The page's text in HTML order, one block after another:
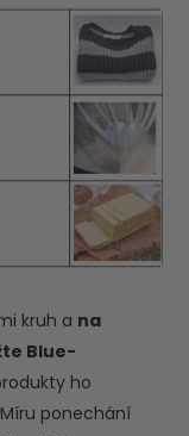
kruh a na
Blue-
ho
ponechání